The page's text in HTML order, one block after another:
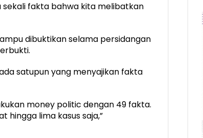
fakta bahwa kita melibatkan
dibuktikan selama persidangan
satupun yang menyajikan fakta
money politic dengan 49 fakta.
hingga lima kasus saja,”